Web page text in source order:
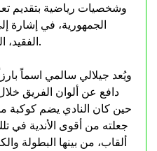
وشخصيات رياضية بتقديم
الجمهورية، في إشارة
الفقيد، الذي رحل بعد صراع مع المرض.
ويُعد جيلالي سالمي اسماً
دافع عن ألوان الفريق
حين كان النادي يضم كوكبة
جعلته من أقوى الأندية في
ألقاب، من بينها البطولة